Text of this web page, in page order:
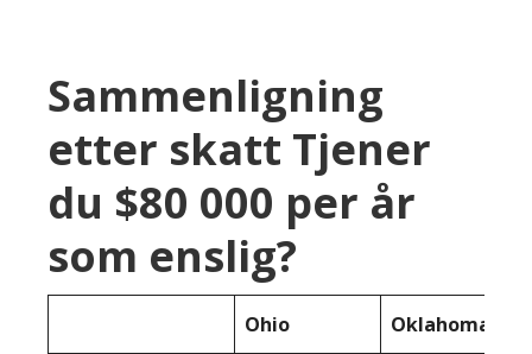
Sammenligning
etter skatt Tjener
du $80 000 per år
som enslig?
Ohio Oklahoma